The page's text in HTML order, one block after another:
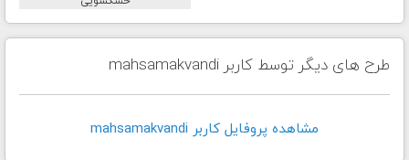
طرح های دیگر توسط کاربر mahsamakvandi
مشاهده پروفايل کاربر mahsamakvandi